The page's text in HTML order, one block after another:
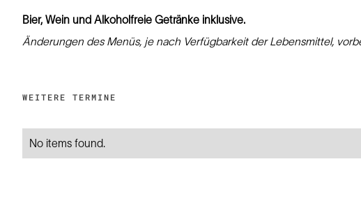
Bier, Wein und Alkoholfreie Getränke inklusive.
Änderungen des Menüs, je nach Verfügbarkeit der Lebensmittel,
WEITERE TERMINE
No items found.